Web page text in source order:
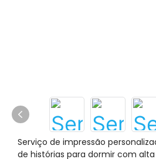
Serviço de impressão
de histórias para dormir com